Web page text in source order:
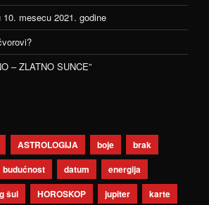
mesecu 2021. godine
– ZLATNO SUNCE”
ASTROLOGIJA boje
brak
budućnost datum
energija
šui HOROSKOP jupiter karte